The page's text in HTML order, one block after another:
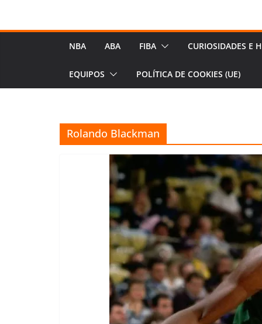
NBA ABA FIBA CURIOSIDADES E
EQUIPOS POLÍTICA DE COOKIES (UE)
Rolando Blackman